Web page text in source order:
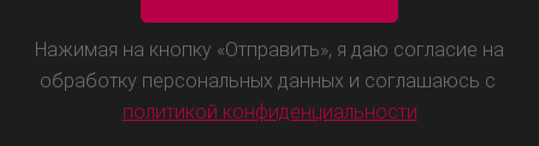
Нажимая на кнопку «Отправить», я даю согласие на
обработку персональных данных и соглашаюсь с
политикой конфиденциальности